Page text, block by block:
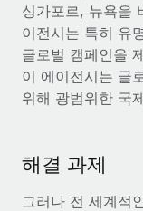
Shootsta가
채용을 확장한 방
비디오 콘텐츠를 활
에게는 흥미롭고 전
니다. 그러나 대부
싱가포르, 뉴욕을
이전시는 특히 유
글로벌 캠페인을
이 에이전시는 글
위해 광범위한 국
해결 과제
그러나 전 세계적